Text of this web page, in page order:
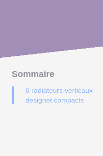
Sommaire
6 radiateurs verticaux
designet compacts